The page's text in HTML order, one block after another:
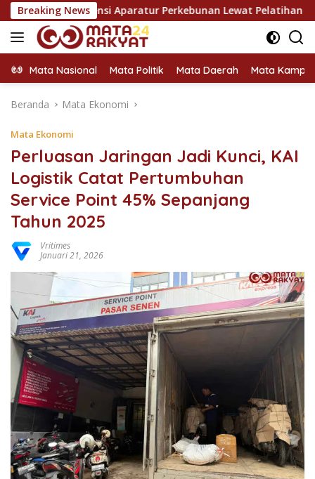
Langsung
ke
konten
Breaking News
Aparatur Perkebunan Lewat Pelatihan Avenza Maps di
Mata Nasional Mata Politik Mata Daerah Mata
Beranda Mata Ekonomi
Mata Ekonomi
Perluasan Jaringan Jadi Kunci, KAI
Logistik Catat Pertumbuhan
Service Point 45% Sepanjang
Tahun 2025
Vritimes
Januari 21, 2026